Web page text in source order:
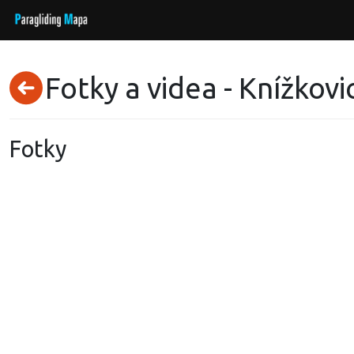
Fotky a videa -
Fotky